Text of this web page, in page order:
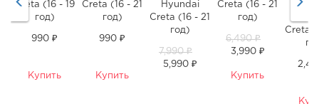
Creta (16 - 19
год)
990 ₽
Купить
Creta (16 - 21
год)
990 ₽
Купить
Hyundai
Creta (16 - 21
год)
7,990 ₽
5,990 ₽
Creta (16 - 21
год)
6,490 ₽
3,990 ₽
Купить
Creta